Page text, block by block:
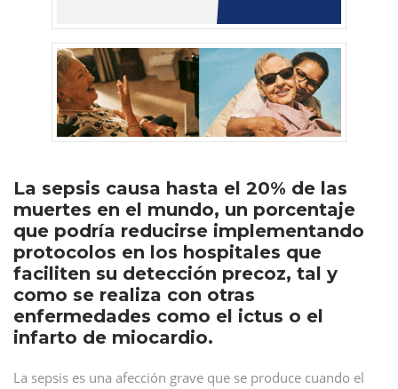
La sepsis causa hasta el 20% de las
muertes en el mundo, un porcentaje
que podría reducirse implementando
protocolos en los hospitales que
faciliten su detección precoz, tal y
como se realiza con otras
enfermedades como el ictus o el
infarto de miocardio.
La sepsis es una afección grave que se produce cuando el